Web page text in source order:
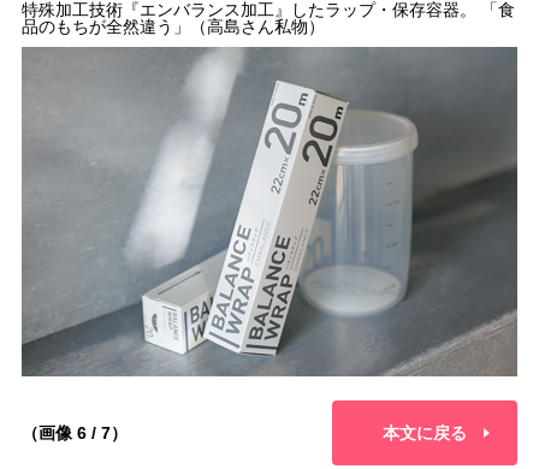
特殊加工技術『エンバランス加工』したラップ・保存容器。 「食
品のもちが全然違う」（高島さん私物）
（画像 6 / 7） 本文に戻る